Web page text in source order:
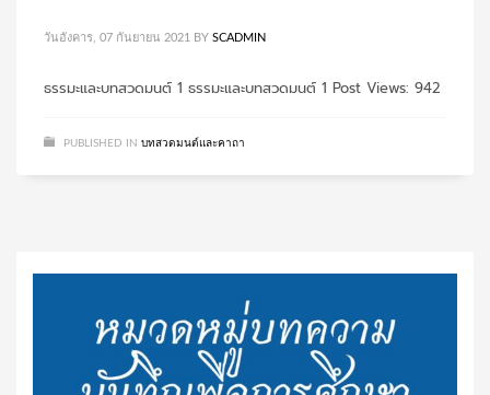
วันอังคาร, 07 กันยายน 2021 BY SCADMIN
ธรรมะและบทสวดมนต์ 1 ธรรมะและบทสวดมนต์ 1 Post Views: 942
PUBLISHED IN บทสวดมนต์และคาถา